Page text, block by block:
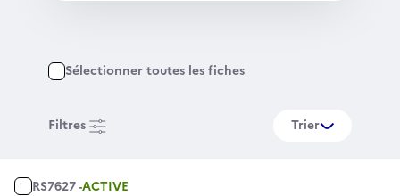
Sélectionner toutes les fiches
Filtres Trier
RS7627 -ACTIVE